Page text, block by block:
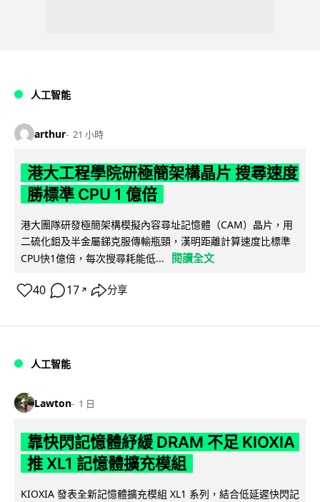
人工智能
arthur 21 小時
港大工程學院研極簡架構晶片 搜尋速度
勝標準 CPU 1 億倍
港大團隊研發極簡架構模擬內容尋址記憶體（CAM）晶片，用
二硫化鉬及半金屬銻克服傳輸瓶頸，漢明距離計算速度比標準
CPU快1億倍，每次搜尋耗能低...
閱讀全文
40 17 ↗ 分享
人工智能
Lawton 1 日
靠快閃記憶體紓緩 DRAM 不足 KIOXIA
推 XL1 記憶體擴充模組
KIOXIA 發表全新記憶體擴充模組 XL1 系列，結合低延遲快閃記